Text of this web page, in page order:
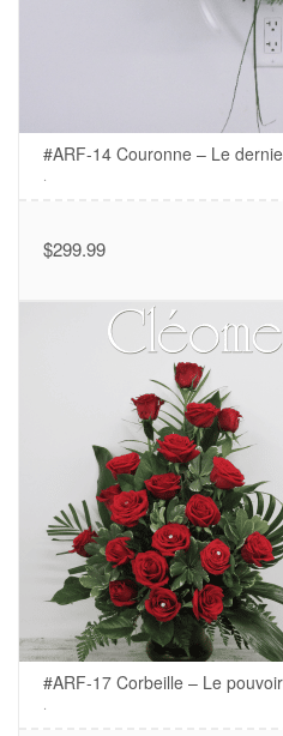
#ARF-14 Couronne – Le
$299.99
#ARF-17 Corbeille – Le